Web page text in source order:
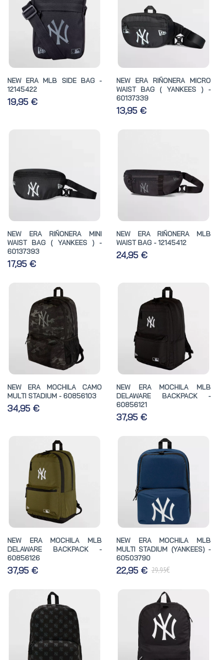
NEW ERA MLB SIDE BAG -
12145422
19,95 €
NEW ERA RIÑONERA MICRO
WAIST BAG ( YANKEES ) -
60137339
13,95 €
NEW ERA RIÑONERA MINI
WAIST BAG ( YANKEES ) -
60137393
17,95 €
NEW ERA RIÑONERA MLB
WAIST BAG - 12145412
24,95 €
NEW ERA MOCHILA CAMO
MULTI STADIUM - 60856103
34,95 €
NEW ERA MOCHILA MLB
DELAWARE BACKPACK -
60856121
37,95 €
NEW ERA MOCHILA MLB
DELAWARE BACKPACK -
60856126
37,95 €
NEW ERA MOCHILA MLB
MULTI STADIUM (YANKEES) -
60503790
22,95 € 29,95€